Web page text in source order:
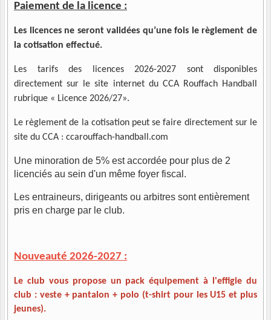
Paiement de la licence :
Les licences ne seront validées qu’une fois le règlement de
la cotisation effectué.
Les tarifs des licences 2026-2027 sont disponibles
directement sur le site internet du CCA Rouffach Handball
rubrique « Licence 2026/27».
Le règlement de la cotisation peut se faire directement sur le
site du CCA : ccarouffach-handball.com
Une minoration de 5% est accordée pour plus de 2
licenciés au sein d'un même foyer fiscal.
Les entraineurs, dirigeants ou arbitres sont entièrement
pris en charge par le club.
Nouveauté 2026-2027 :
Le club vous propose un pack équipement à l'effigie du
club : veste + pantalon + polo (t-shirt pour les U15 et plus
jeunes).